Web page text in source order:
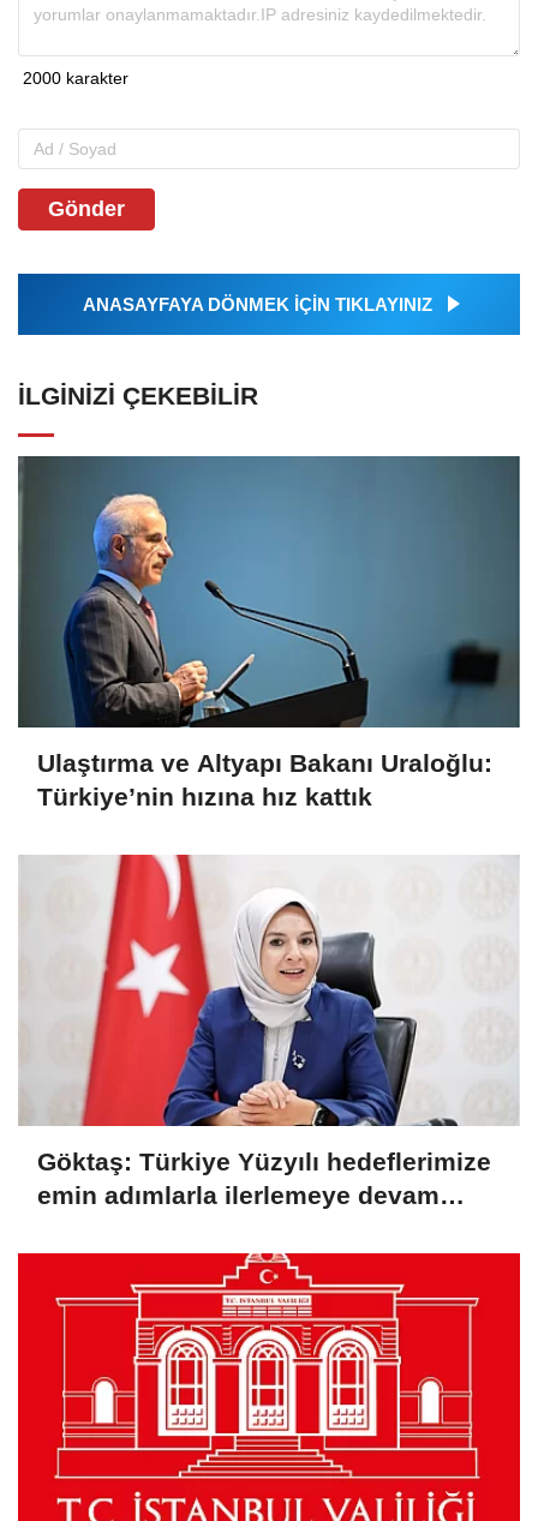
Gönder
ANASAYFAYA DÖNMEK İÇİN TIKLAYINIZ
İLGINIZI ÇEKEBILIR
Ulaştırma ve Altyapı Bakanı Uraloğlu:
Türkiye’nin hızına hız kattık
Göktaş: Türkiye Yüzyılı hedeflerimize
emin adımlarla ilerlemeye devam